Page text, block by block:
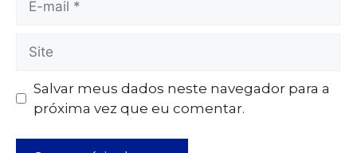
Salvar meus dados neste navegador para a
próxima vez que eu comentar.